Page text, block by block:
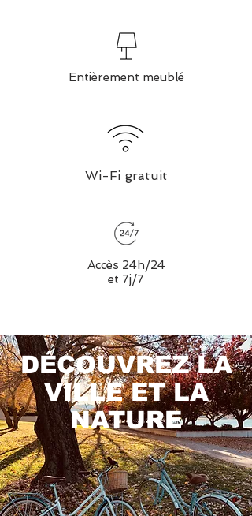
Entièrement meublé
Wi-Fi gratuit
Accès 24h/24
et 7j/7
DÉCOUVREZ LA
VILLE ET LA
NATURE